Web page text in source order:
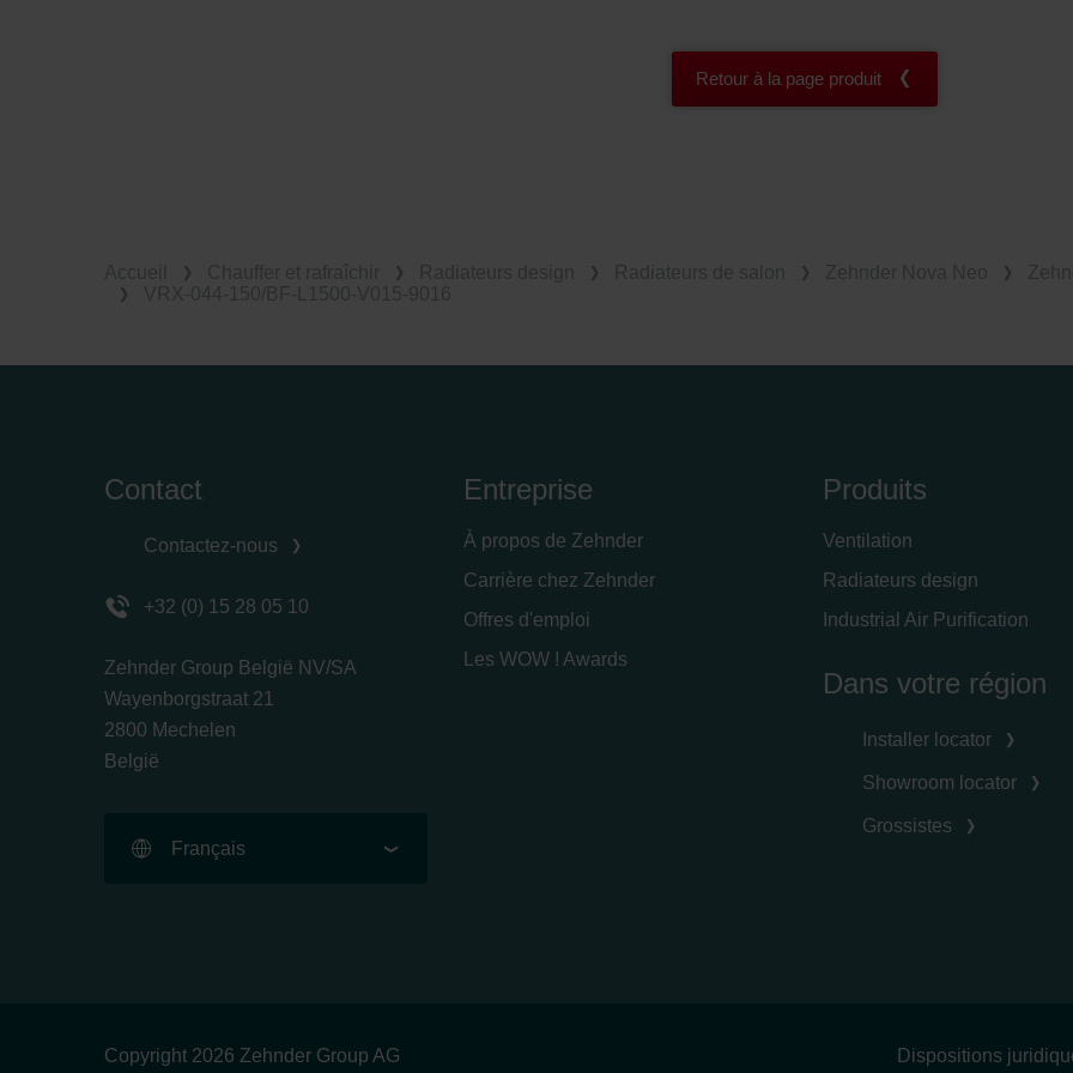
Retour à la page produit
Contact
Contactez-nous
+32 (0) 15 28 05 10
Zehnder Group België NV/SA
Wayenborgstraat 21
2800 Mechelen
België
Français
Entreprise
À propos de Zehnder
Carrière chez Zehnder
Offres d'emploi
Les WOW ! Awards
Produits
Ventilation
Radiateurs design
Industrial Air Purification
Dans votre région
Installer locator
Showroom locator
Grossistes
Copyright 2026 Zehnder Group AG Dispositions